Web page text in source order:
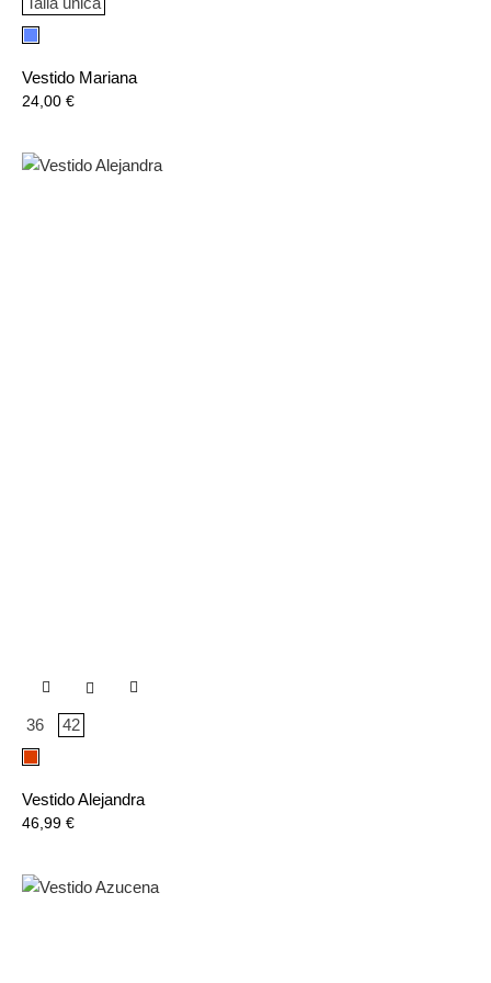
Azul
Vestido Mariana
Precio
24,00 €

36
42
Rojo
Vestido Alejandra
Precio
46,99 €